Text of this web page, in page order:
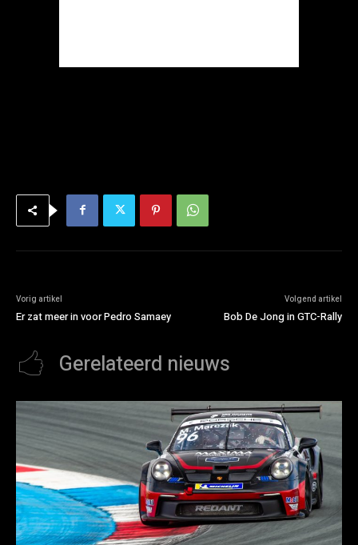
Vorig artikel
Er zat meer in voor Pedro Samaey
Volgend artikel
Bob De Jong in GTC-Rally
Gerelateerd nieuws